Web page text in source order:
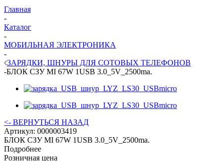
Главная
-
Каталог
-
МОБИЛЬНАЯ ЭЛЕКТРОНИКА
-
ЗАРЯДКИ, ШНУРЫ ДЛЯ СОТОВЫХ ТЕЛЕФОНОВ
-БЛОК СЗУ MI 67W 1USB 3.0_5V_2500ma.
<- ВЕРНУТЬСЯ НАЗАД
Артикул: 0000003419
БЛОК СЗУ MI 67W 1USB 3.0_5V_2500ma.
Подробнее
Розничная цена